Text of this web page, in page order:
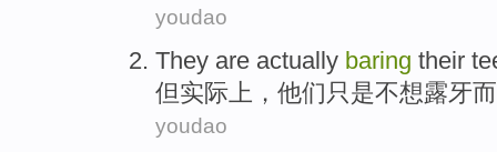
youdao
They are actually baring their
但实际上 ， 他们只是不想露牙
youdao